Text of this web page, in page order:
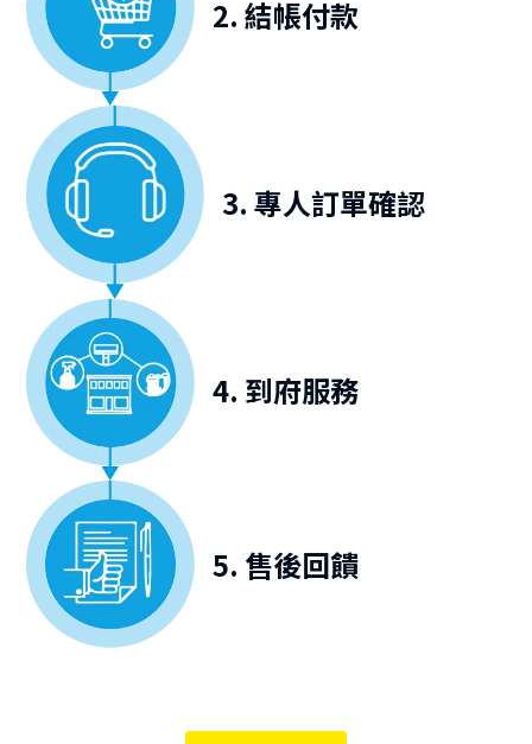
2. 結帳付款
3. 專人訂單確認
4. 到府服務
5. 售後回饋